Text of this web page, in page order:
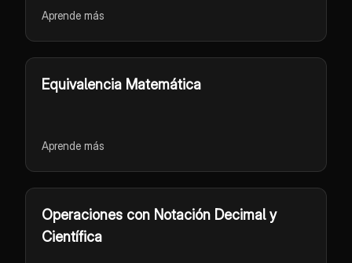
Aprende más
Equivalencia Matemática
Aprende más
Operaciones con Notación Decimal y
Científica